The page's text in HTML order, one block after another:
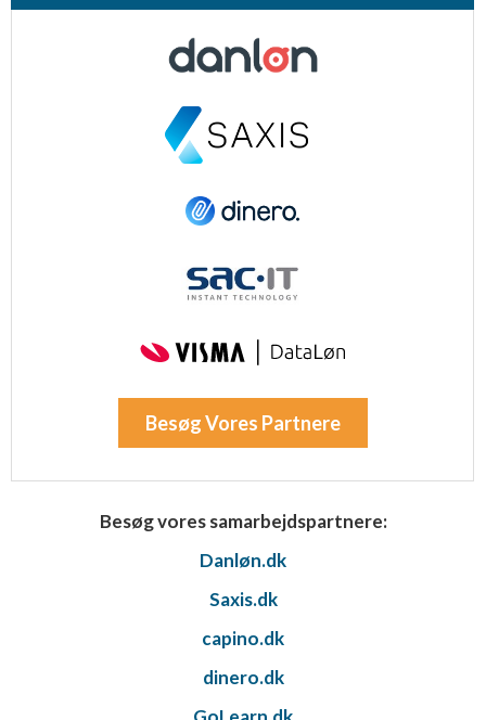
Besøg Vores Partnere
Besøg vores samarbejdspartnere:
Danløn.dk
Saxis.dk
capino.dk
dinero.dk